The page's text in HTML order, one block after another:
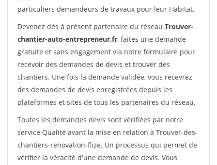
particuliers demandeurs de travaux pour leur Habitat.
Devenez dès à présent partenaire du réseau Trouver-
chantier-auto-entrepreneur.fr, faites une demande
gratuite et sans engagement via notre formulaire pour
recevoir des demandes de devis et trouver des
chantiers. Une fois la demande validée, vous recevrez
des demandes de devis enregistrées depuis les
plateformes et sites de tous les partenaires du réseau.
Toutes les demandes devis sont vérifiées par notre
service Qualité avant la mise en relation à Trouver-des-
chantiers-renovation-flize. Un processus qui permet de
vérifier la véracité d'une demande de devis. Vous